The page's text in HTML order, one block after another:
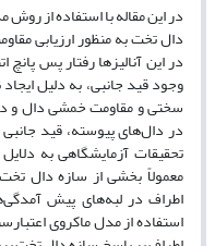
در این مقاله با استفاده از
دال تخت به منظور ارزیابی
در این آنالیزها رفتار پس
وجود قید جانبی، به دلیل
سختی و مقاومت خمشی دال و
در دال‌های پیوسته، قید
تحقیقات آزمایشگاهی به
معمولاً بخشی از سازه دال
اطراف در لبه‌های پیش
استفاده از مدل ماکروی